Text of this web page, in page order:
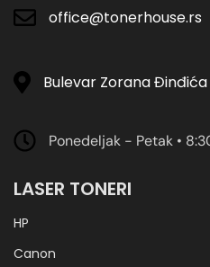
office@tonerhouse.rs
Bulevar Zorana Đinđića
Ponedeljak - Petak •
LASER TONERI
HP
Canon